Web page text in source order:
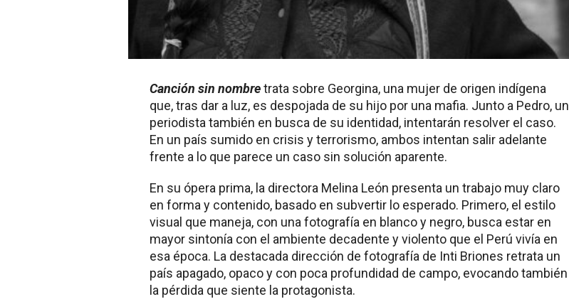
Canción sin nombretrata sobre Georgina, una mujer de origen indígena
que, tras dar a luz, es despojada de su hijo por una mafia. Junto a Pedro, un
periodista también en busca de su identidad, intentarán resolver el caso.
En un país sumido en crisis y terrorismo, ambos intentan salir adelante
frente a lo que parece un caso sin solución aparente.
En su ópera prima, la directora Melina León presenta un trabajo muy claro
en forma y contenido, basado en subvertir lo esperado. Primero, el estilo
visual que maneja, con una fotografía en blanco y negro, busca estar en
mayor sintonía con el ambiente decadente y violento que el Perú vivía en
esa época. La destacada dirección de fotografía de Inti Briones retrata un
país apagado, opaco y con poca profundidad de campo, evocando también
la pérdida que siente la protagonista.